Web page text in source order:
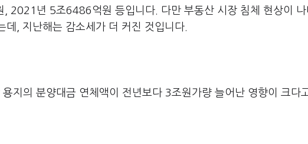
2021년 5조6486억원 등입니다. 다만 부동산 시장 침체 현상이 나
, 지난해는 감소세가 더 커진 것입니다.
지의 분양대금 연체액이 전년보다 3조원가량 늘어난 영향이 크다